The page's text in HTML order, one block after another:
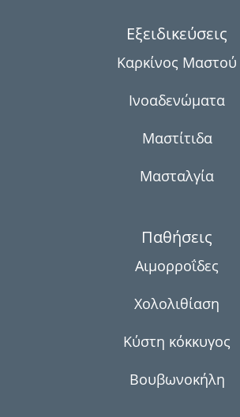
Εξειδικεύσεις
Καρκίνος Μαστού
Ινοαδενώματα
Μαστίτιδα
Μασταλγία
Παθήσεις
Αιμορροΐδες
Χολολιθίαση
Κύστη κόκκυγος
Βουβωνοκήλη